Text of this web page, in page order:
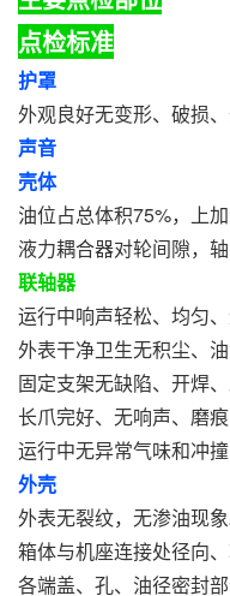
点检标准
护罩
外观良好无变形、破损
声音
壳体
油位占总体积75%，上
液力耦合器对轮间隙，
联轴器
运行中响声轻松、均匀
外表干净卫生无积尘、油
固定支架无缺陷、开焊
长爪完好、无响声、磨
运行中无异常气味和冲撞
外壳
外表无裂纹，无渗油现象
箱体与机座连接处径向
各端盖、孔、油径密封